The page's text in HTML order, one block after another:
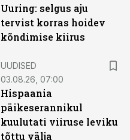
Uuring: selgus aju
tervist korras hoidev
kõndimise kiirus
UUDISED
03.08.26, 07:00
Hispaania
päikeserannikul
kuulutati viiruse leviku
tõttu välja